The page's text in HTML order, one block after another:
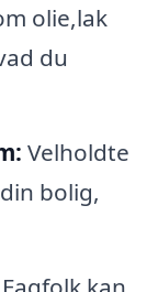
olie,lak
du
Velholdte
bolig,